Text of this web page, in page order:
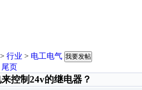
行业 > 电工电气 我要发帖
尾页
控制24v的继电器？